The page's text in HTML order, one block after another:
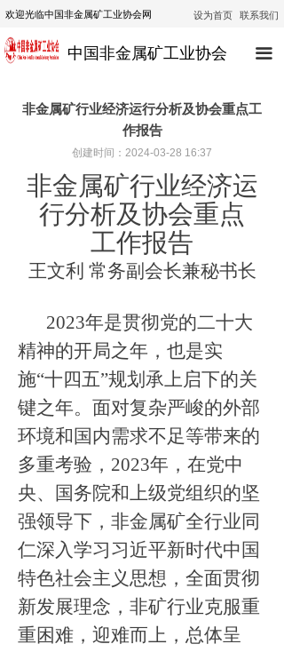
中国非金属矿工业协会
欢迎光临中国非金属矿工业协会网 设为首页 联系我们
끀
首页
协会动态
行业动态
技术咨询
技术培训
经济运行
公示
非金属矿行业经济运行分析及协会重点工
作报告
非金属矿行业经济运
行分析及协会重点
工作报告
王文利 常务副会长兼秘书长
2023年是贯彻党的二十大
精神的开局之年， 也是实
施“十四五”规划承上启下的关
键之年。 面对复杂严峻的外部
环境和国内需求不足等带来的
多重考验， 2023年，在党中
央、国务院和上级党组织的坚
强领导下， 非金属矿全行业同
仁深入学习习近平新时代中国
特色社会主义思想，全面贯彻
新发展理念， 非矿行业克服重
重困难，迎难而上，总体呈
创建时间： 2024-03-28 16:37